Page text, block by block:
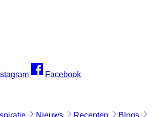
Facebook
Nieuws Recepten Blogs